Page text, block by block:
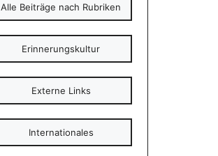
Alle Beiträge nach Rubriken
Erinnerungskultur
Externe Links
Internationales